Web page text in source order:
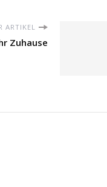
ARTIKEL
Zuhause